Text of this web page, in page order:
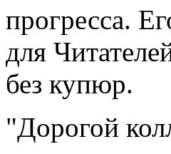
прогресса.
для
без купюр.
"Дорогой